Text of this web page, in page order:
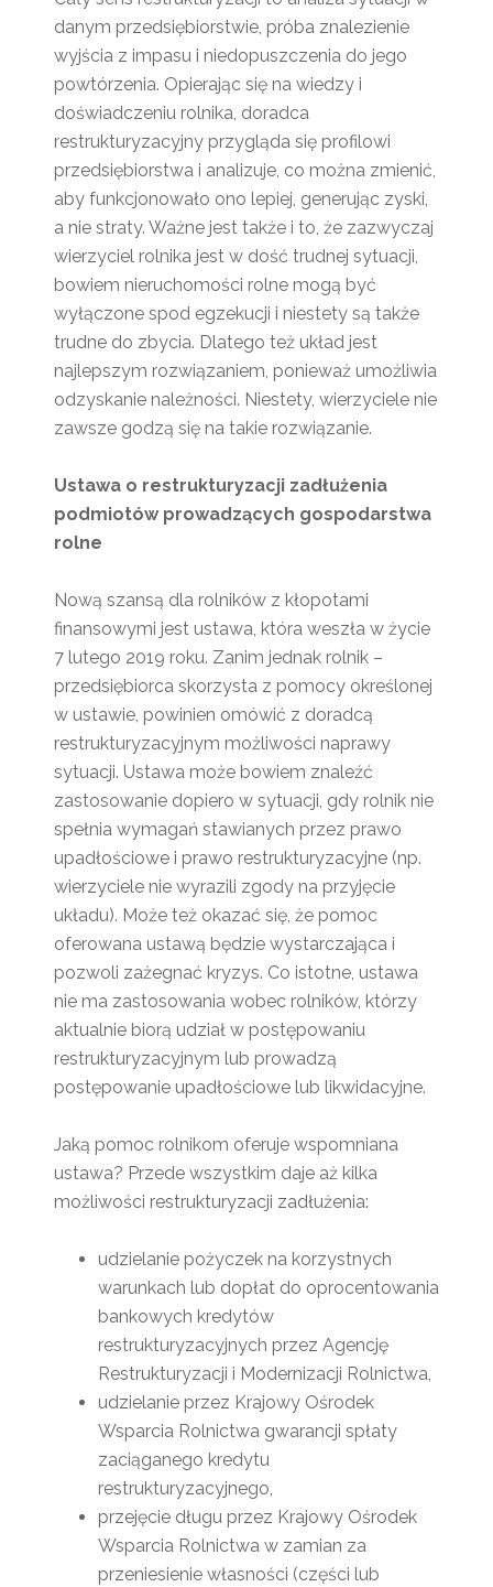
danym przedsiębiorstwie, próba znalezienie
wyjścia z impasu i niedopuszczenia do jego
powtórzenia. Opierając się na wiedzy i
doświadczeniu rolnika, doradca
restrukturyzacyjny przygląda się profilowi
przedsiębiorstwa i analizuje, co można zmienić,
aby funkcjonowało ono lepiej, generując zyski,
a nie straty. Ważne jest także i to, że zazwyczaj
wierzyciel rolnika jest w dość trudnej sytuacji,
bowiem nieruchomości rolne mogą być
wyłączone spod egzekucji i niestety są także
trudne do zbycia. Dlatego też układ jest
najlepszym rozwiązaniem, ponieważ umożliwia
odzyskanie należności. Niestety, wierzyciele nie
zawsze godzą się na takie rozwiązanie.
Ustawa o restrukturyzacji zadłużenia
podmiotów prowadzących gospodarstwa
rolne
Nową szansą dla rolników z kłopotami
finansowymi jest ustawa, która weszła w życie
7 lutego 2019 roku. Zanim jednak rolnik –
przedsiębiorca skorzysta z pomocy określonej
w ustawie, powinien omówić z doradcą
restrukturyzacyjnym możliwości naprawy
sytuacji. Ustawa może bowiem znaleźć
zastosowanie dopiero w sytuacji, gdy rolnik nie
spełnia wymagań stawianych przez prawo
upadłościowe i prawo restrukturyzacyjne (np.
wierzyciele nie wyrazili zgody na przyjęcie
układu). Może też okazać się, że pomoc
oferowana ustawą będzie wystarczająca i
pozwoli zażegnać kryzys. Co istotne, ustawa
nie ma zastosowania wobec rolników, którzy
aktualnie biorą udział w postępowaniu
restrukturyzacyjnym lub prowadzą
postępowanie upadłościowe lub likwidacyjne.
Jaką pomoc rolnikom oferuje wspomniana
ustawa? Przede wszystkim daje aż kilka
możliwości restrukturyzacji zadłużenia:
udzielanie pożyczek na korzystnych
warunkach lub dopłat do oprocentowania
bankowych kredytów
restrukturyzacyjnych przez Agencję
Restrukturyzacji i Modernizacji Rolnictwa,
udzielanie przez Krajowy Ośrodek
Wsparcia Rolnictwa gwarancji spłaty
zaciąganego kredytu
restrukturyzacyjnego,
przejęcie długu przez Krajowy Ośrodek
Wsparcia Rolnictwa w zamian za
przeniesienie własności (części lub